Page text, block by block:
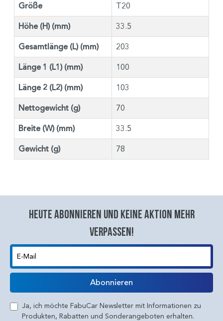
Größe T20
Höhe (H) (mm) 33.5
Gesamtlänge (L) (mm) 203
Länge 1 (L1) (mm) 100
Länge 2 (L2) (mm) 103
Nettogewicht (g) 70
Breite (W) (mm) 33.5
Gewicht (g) 78
Heute abonnieren und keine aktion mehr
verpassen!
E-Mail
Abonnieren
Ja, ich möchte FabuCar Newsletter mit Informationen zu
Produkten, Rabatten und Sonderangeboten erhalten.